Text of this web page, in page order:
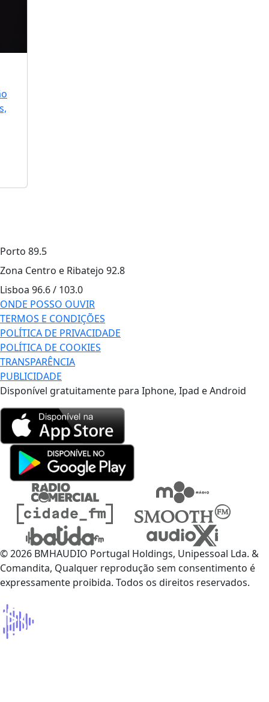
Porto 89.5
Zona Centro e Ribatejo 92.8
Lisboa 96.6 / 103.0
ONDE POSSO OUVIR
TERMOS E CONDIÇÕES
POLÍTICA DE PRIVACIDADE
POLÍTICA DE COOKIES
TRANSPARÊNCIA
PUBLICIDADE
Disponível gratuitamente para Iphone, Ipad e Android
© 2026 BMHAUDIO Portugal Holdings, Unipessoal Lda. &
Comandita, Qualquer reprodução sem consentimento é
expressamente proibida. Todos os direitos reservados.